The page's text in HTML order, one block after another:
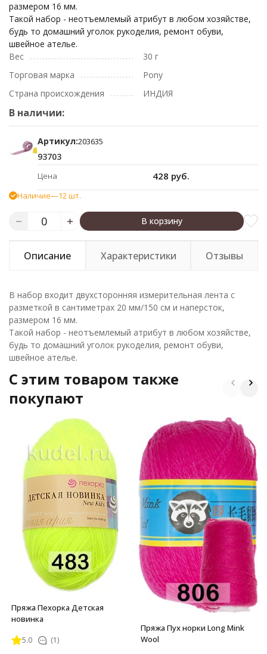
размером 16 мм.
Такой набор - неотъемлемый атрибут в любом хозяйстве,
будь то домашний уголок рукоделия, ремонт обуви,
швейное ателье.
Вес
30 г
Торговая марка
Pony
Страна происхождения
ИНДИЯ
В наличии:
Артикул:203635
93703
Цена 428 руб.
Наличие—12 шт.
В корзину
Описание Характеристики Отзывы
В набор входит двухсторонняя измерительная лента с
разметкой в сантиметрах 20 мм/150 см и наперсток,
размером 16 мм.
Такой набор - неотъемлемый атрибут в любом хозяйстве,
будь то домашний уголок рукоделия, ремонт обуви,
швейное ателье.
C этим товаром также
покупают
Пряжа Пехорка Детская
новинка
5.0 (1)
Пряжа Пух норки Long Mink
Wool